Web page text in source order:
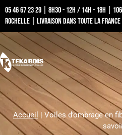
05 46 67 23 29 | 8h30 - 12h / 14h - 18h |
Rochelle | Livraison dans toute la France
Accueil | Voiles d’ombrage en